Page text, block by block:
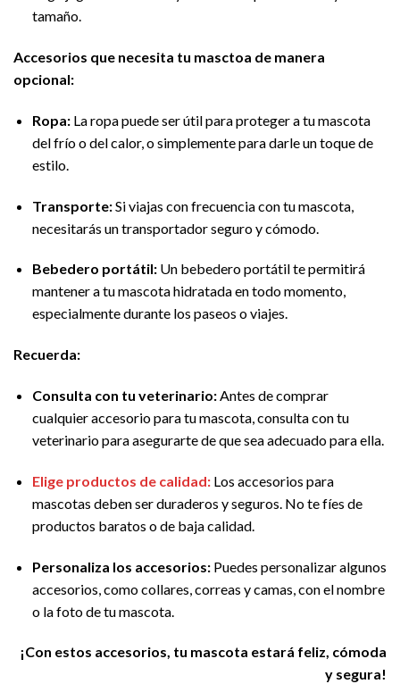
tamaño.
Accesorios que necesita tu masctoa de manera
opcional:
Ropa:La ropa puede ser útil para proteger a tu mascota
del frío o del calor, o simplemente para darle un toque de
estilo.
Transporte:Si viajas con frecuencia con tu mascota,
necesitarás un transportador seguro y cómodo.
Bebedero portátil:Un bebedero portátil te permitirá
mantener a tu mascota hidratada en todo momento,
especialmente durante los paseos o viajes.
Recuerda:
Consulta con tu veterinario:Antes de comprar
cualquier accesorio para tu mascota, consulta con tu
veterinario para asegurarte de que sea adecuado para ella.
Elige productos de calidad:Los accesorios para
mascotas deben ser duraderos y seguros. No te fíes de
productos baratos o de baja calidad.
Personaliza los accesorios:Puedes personalizar algunos
accesorios, como collares, correas y camas, con el nombre
o la foto de tu mascota.
¡Con estos accesorios, tu mascota estará feliz, cómoda
y segura!